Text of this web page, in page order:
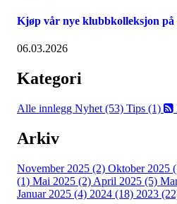
Kjøp vår nye klubbkolleksjon
06.03.2026
Kategori
Alle innlegg Nyhet (53) Tips (1)
Arkiv
November 2025 (2) Oktober 2025
(1) Mai 2025 (2) April 2025 (5)
Januar 2025 (4) 2024 (18) 2023